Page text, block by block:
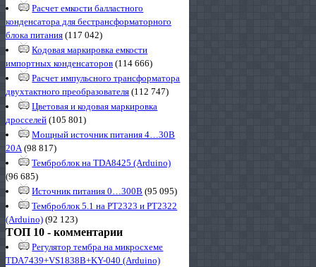
Расчет емкости балластного
конденсатора для бестрансформаторного
блока питания (117 042)
Кодовая маркировка емкости
импортных конденсаторов (114 666)
Расчет импульсного трансформатора
двухтактного преобразователя (112 747)
Цветовая и кодовая маркировка
дросселей (105 801)
Мощный источник питания 4…30В
20А(98 817)
Темброблок на TDA8425 (Arduino)
(96 685)
Источник питания 0…300В (95 095)
Темброблок 5.1 на PT2323 и PT2322
(Arduino) (92 123)
ТОП 10 - комментарии
Регулятор тембра на микросхеме
TDA7439+VS1838B+KY-040 (Arduino)